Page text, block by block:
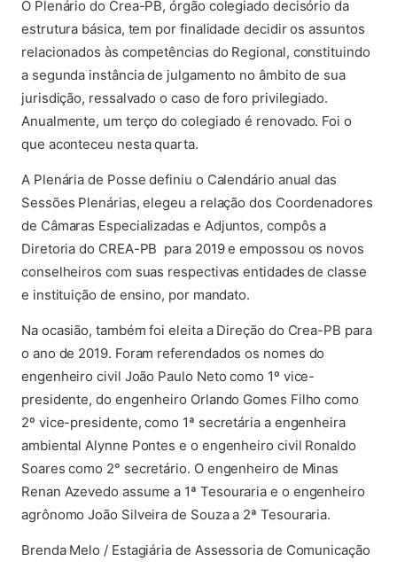
O Plenário do Crea-PB, órgão colegiado decisório da
estrutura básica, tem por finalidade decidir os assuntos
relacionados às competências do Regional, constituindo
a segunda instância de julgamento no âmbito de sua
jurisdição, ressalvado o caso de foro privilegiado.
Anualmente, um terço do colegiado é renovado. Foi o
que aconteceu nesta quarta.
A Plenária de Posse definiu o Calendário anual das
Sessões Plenárias, elegeu a relação dos Coordenadores
de Câmaras Especializadas e Adjuntos, compôs a
Diretoria do CREA-PB para 2019 e empossou os novos
conselheiros com suas respectivas entidades de classe
e instituição de ensino, por mandato.
Na ocasião, também foi eleita a Direção do Crea-PB para
o ano de 2019. Foram referendados os nomes do
engenheiro civil João Paulo Neto como 1º vice-
presidente, do engenheiro Orlando Gomes Filho como
2º vice-presidente, como 1ª secretária a engenheira
ambiental Alynne Pontes e o engenheiro civil Ronaldo
Soares como 2° secretário. O engenheiro de Minas
Renan Azevedo assume a 1ª Tesouraria e o engenheiro
agrônomo João Silveira de Souza a 2ª Tesouraria.
Brenda Melo / Estagiária de Assessoria de Comunicação